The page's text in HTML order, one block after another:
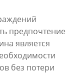
предпочтение
является
без потери